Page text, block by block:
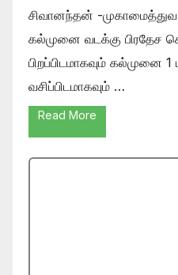
சிவானந்தன் -
கல்முனை வடக்கு பிரதேச
பிறப்பிடமாகவும்
வசிப்பிடமாகவும் …
Read More